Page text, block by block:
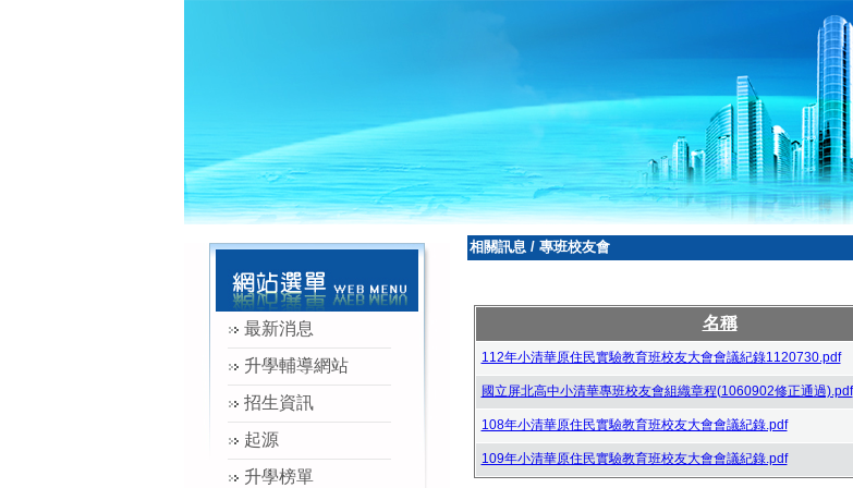
最新消息
升學輔導網站
招生資訊
起源
升學榜單
相關訊息/ 專班校友會
名稱
112年小清華原住民實驗教育班校友大會會議紀錄1120730.pdf
國立屏北高中小清華專班校友會組織章程(1060902修正通過).pdf
108年小清華原住民實驗教育班校友大會會議紀錄.pdf
109年小清華原住民實驗教育班校友大會會議紀錄.pdf